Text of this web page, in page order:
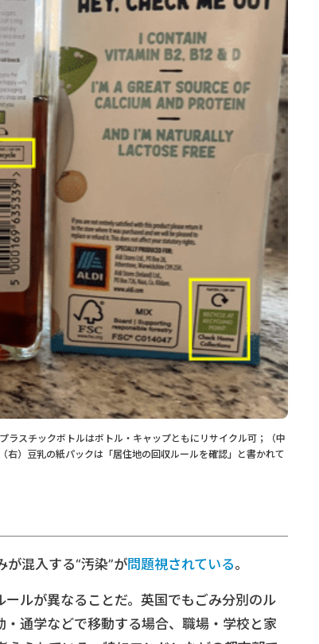
スチックボトルはボトル・キャップともにリサイクル可；（中
）豆乳の紙パックは「居住地の回収ルールを確認」と書かれて
混入する“汚染”が問題視されている。
ルが異なることだ。英国でもごみ分別のル
・通学などで移動する場合、職場・学校と家